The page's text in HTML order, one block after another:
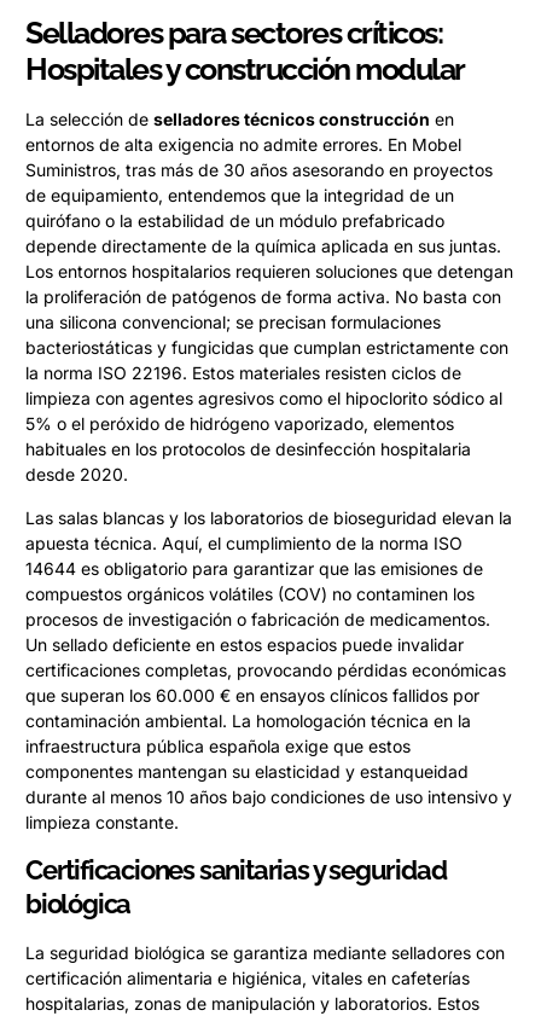
Selladores para sectores críticos:
Hospitales y construcción modular
La selección de selladores técnicos construcción en
entornos de alta exigencia no admite errores. En Mobel
Suministros, tras más de 30 años asesorando en proyectos
de equipamiento, entendemos que la integridad de un
quirófano o la estabilidad de un módulo prefabricado
depende directamente de la química aplicada en sus juntas.
Los entornos hospitalarios requieren soluciones que detengan
la proliferación de patógenos de forma activa. No basta con
una silicona convencional; se precisan formulaciones
bacteriostáticas y fungicidas que cumplan estrictamente con
la norma ISO 22196. Estos materiales resisten ciclos de
limpieza con agentes agresivos como el hipoclorito sódico al
5% o el peróxido de hidrógeno vaporizado, elementos
habituales en los protocolos de desinfección hospitalaria
desde 2020.
Las salas blancas y los laboratorios de bioseguridad elevan la
apuesta técnica. Aquí, el cumplimiento de la norma ISO
14644 es obligatorio para garantizar que las emisiones de
compuestos orgánicos volátiles (COV) no contaminen los
procesos de investigación o fabricación de medicamentos.
Un sellado deficiente en estos espacios puede invalidar
certificaciones completas, provocando pérdidas económicas
que superan los 60.000 € en ensayos clínicos fallidos por
contaminación ambiental. La homologación técnica en la
infraestructura pública española exige que estos
componentes mantengan su elasticidad y estanqueidad
durante al menos 10 años bajo condiciones de uso intensivo y
limpieza constante.
Certificaciones sanitarias y seguridad
biológica
La seguridad biológica se garantiza mediante selladores con
certificación alimentaria e higiénica, vitales en cafeterías
hospitalarias, zonas de manipulación y laboratorios. Estos